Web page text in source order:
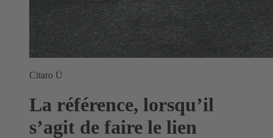
Citaro Ü
La référence, lorsqu’il
s’agit de faire le lien